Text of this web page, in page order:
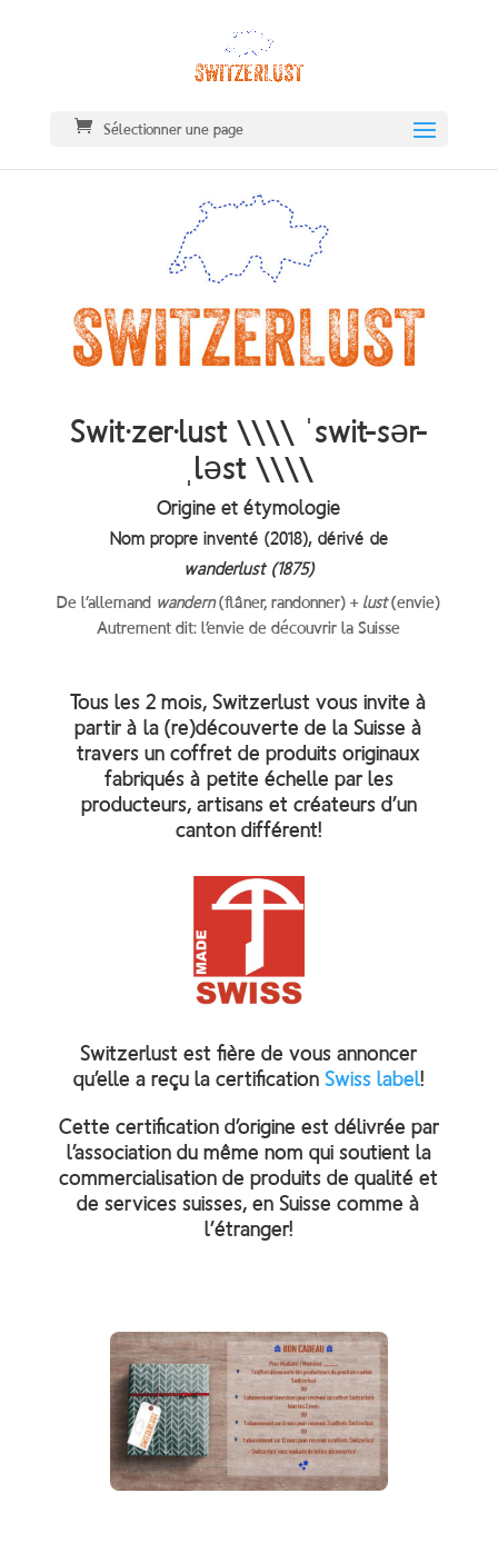
Sélectionner une page
Swit·zer·lust \\\\ ˈswit-sər-
ˌləst \\\\
Origine et étymologie
Nom propre inventé (2018), dérivé de
wanderlust (1875)
De l’allemand wandern(flâner, randonner) + lust(envie)
Autrement dit: l’envie de découvrir la Suisse
Tous les 2 mois, Switzerlust vous invite à
partir à la (re)découverte de la Suisse à
travers un coffret de produits originaux
fabriqués à petite échelle par les
producteurs, artisans et créateurs d’un
canton différent!
Switzerlust est fière de vous annoncer
qu’elle a reçu la certification Swiss label!
Cette certification d’origine est délivrée par
l’association du même nom qui soutient la
commercialisation de produits de qualité et
de services suisses, en Suisse comme à
l’étranger!